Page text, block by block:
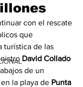
con el rescate
que
turística de las
David Collado
de un
la playa de Punta